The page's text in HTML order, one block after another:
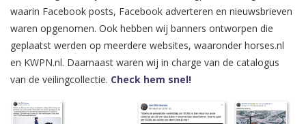
waarin Facebook posts, Facebook adverteren en nieuwsbrieven
waren opgenomen. Ook hebben wij banners ontworpen die
geplaatst werden op meerdere websites, waaronder horses.nl
en KWPN.nl. Daarnaast waren wij in charge van de catalogus
van de veilingcollectie. Check hem snel!